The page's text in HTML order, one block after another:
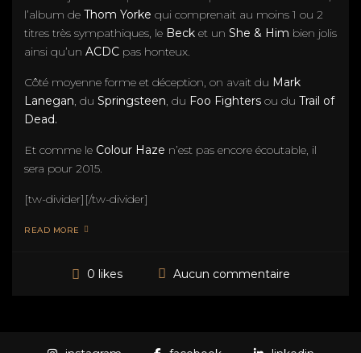
l’album de Thom Yorke qui comprenait au moins 1 ou 2
titres très sympathiques, le Beck et un She & Him bien jolis
ainsi qu’un ACDC pas honteux.
Côté moyenne forme et déception, on avait du Mark
Lanegan, du Springsteen, du Foo Fighters ou du Trail of
Dead.
Et comme le Colour Haze n’est pas encore écoutable, il
sera pour 2015.
[tw-divider][/tw-divider]
READ MORE
0 likes Aucun commentaire